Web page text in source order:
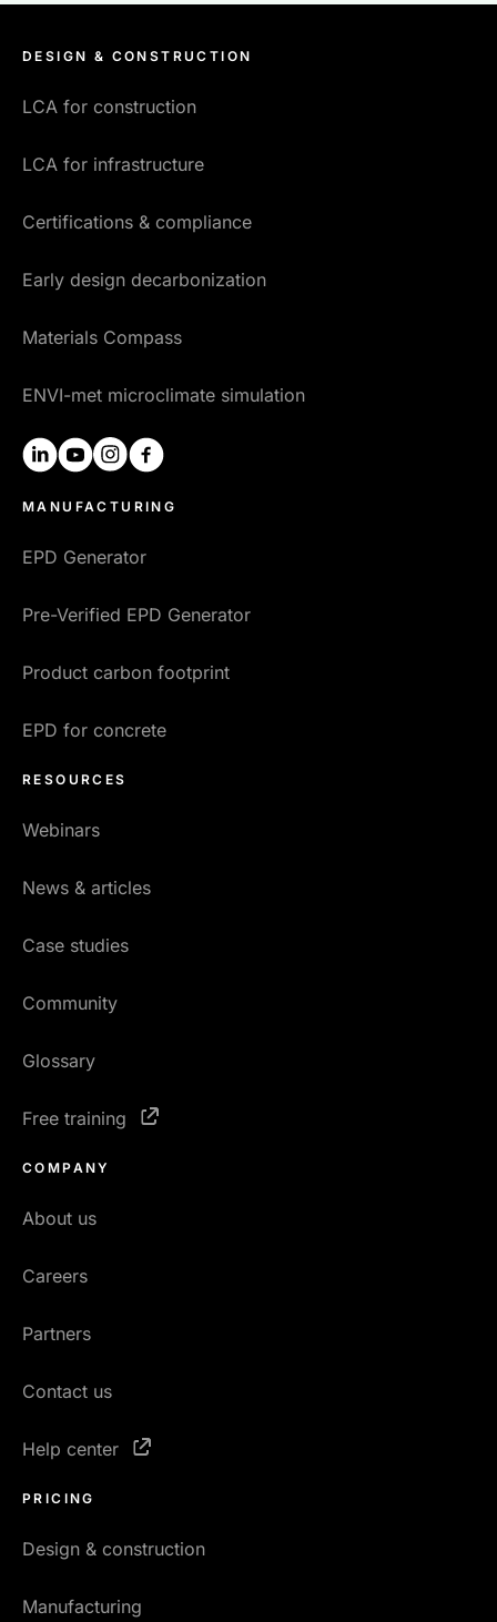
DESIGN & CONSTRUCTION
LCA for construction
LCA for infrastructure
Certifications & compliance
Early design decarbonization
Materials Compass
ENVI-met microclimate simulation
linkedinyoutubeinstagram
MANUFACTURING
EPD Generator
Pre-Verified EPD Generator
Product carbon footprint
EPD for concrete
RESOURCES
Webinars
News & articles
Case studies
Community
Glossary
Free training
COMPANY
About us
Careers
Partners
Contact us
Help center
PRICING
Design & construction
Manufacturing